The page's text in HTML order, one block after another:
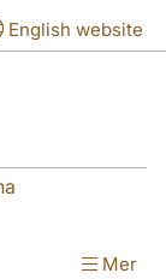
English website
Mer